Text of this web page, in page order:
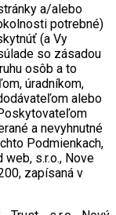
a/alebo
potrebné)
(a Vy
so zásadou
osôb a to
úradníkom,
alebo
a nevyhnutné
Podmienkach,
s.r.o., Nove
zapísaná v